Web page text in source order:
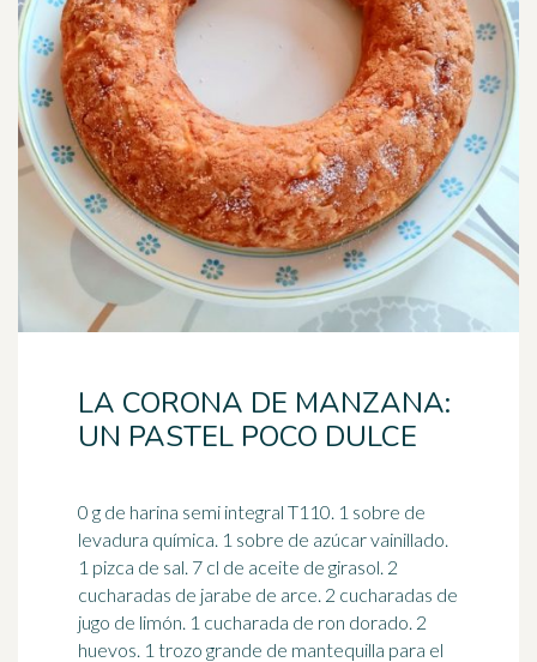
LA CORONA DE MANZANA:
UN PASTEL POCO DULCE
0 g de harina semi integral T110. 1 sobre de
levadura química. 1 sobre de azúcar vainillado.
1 pizca de sal. 7 cl de aceite de girasol. 2
cucharadas de jarabe de arce. 2 cucharadas de
jugo de limón. 1 cucharada de ron dorado. 2
huevos. 1 trozo grande de mantequilla para el